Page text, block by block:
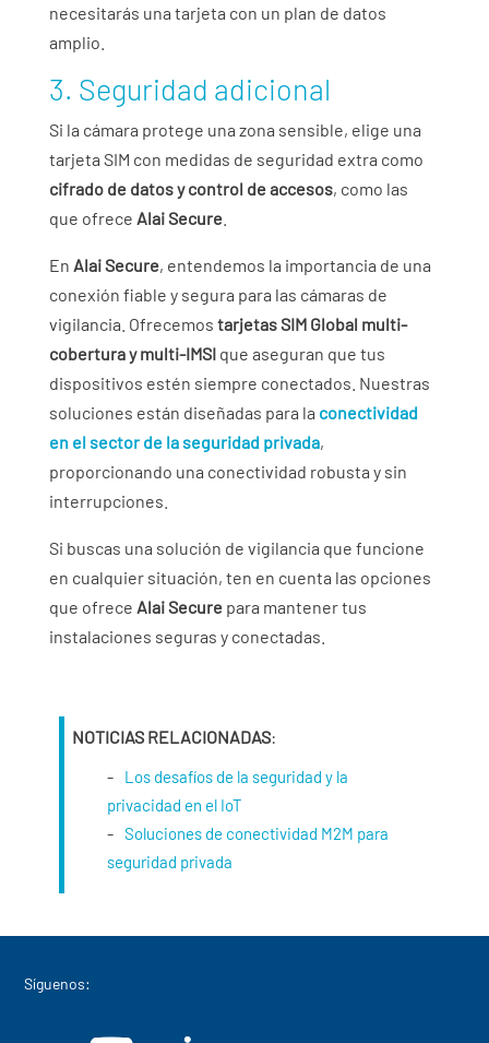
necesitarás una tarjeta con un plan de datos
amplio.
3. Seguridad adicional
Si la cámara protege una zona sensible, elige una
tarjeta SIM con medidas de seguridad extra como
cifrado de datos y control de accesos, como las
que ofrece Alai Secure.
En Alai Secure, entendemos la importancia de una
conexión fiable y segura para las cámaras de
vigilancia. Ofrecemos tarjetas SIM Global multi-
cobertura y multi-IMSIque aseguran que tus
dispositivos estén siempre conectados. Nuestras
soluciones están diseñadas para la conectividad
en el sector de la seguridad privada,
proporcionando una conectividad robusta y sin
interrupciones.
Si buscas una solución de vigilancia que funcione
en cualquier situación, ten en cuenta las opciones
que ofrece Alai Securepara mantener tus
instalaciones seguras y conectadas.
NOTICIAS RELACIONADAS:
Los desafíos de la seguridad y la
privacidad en el IoT
Soluciones de conectividad M2M para
seguridad privada
Síguenos: